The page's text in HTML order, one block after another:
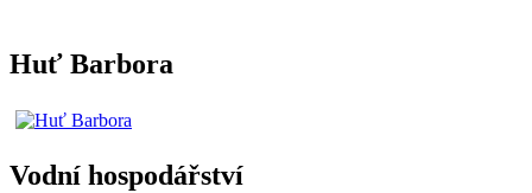
Huť Barbora
Vodní hospodářství